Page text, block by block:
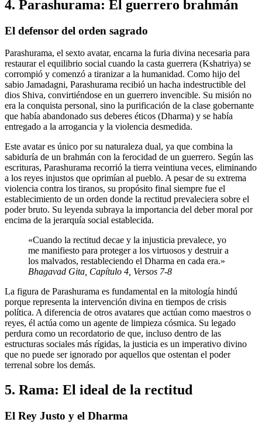
4. Parashurama: El guerrero brahmán
El defensor del orden sagrado
Parashurama, el sexto avatar, encarna la furia divina necesaria para
restaurar el equilibrio social cuando la casta guerrera (Kshatriya) se
corrompió y comenzó a tiranizar a la humanidad. Como hijo del
sabio Jamadagni, Parashurama recibió un hacha indestructible del
dios Shiva, convirtiéndose en un guerrero invencible. Su misión no
era la conquista personal, sino la purificación de la clase gobernante
que había abandonado sus deberes éticos (Dharma) y se había
entregado a la arrogancia y la violencia desmedida.
Este avatar es único por su naturaleza dual, ya que combina la
sabiduría de un brahmán con la ferocidad de un guerrero. Según las
escrituras, Parashurama recorrió la tierra veintiuna veces, eliminando
a los reyes injustos que oprimían al pueblo. A pesar de su extrema
violencia contra los tiranos, su propósito final siempre fue el
establecimiento de un orden donde la rectitud prevaleciera sobre el
poder bruto. Su leyenda subraya la importancia del deber moral por
encima de la jerarquía social establecida.
«Cuando la rectitud decae y la injusticia prevalece, yo
me manifiesto para proteger a los virtuosos y destruir a
los malvados, restableciendo el Dharma en cada era.»
Bhagavad Gita, Capítulo 4, Versos 7-8
La figura de Parashurama es fundamental en la mitología hindú
porque representa la intervención divina en tiempos de crisis
política. A diferencia de otros avatares que actúan como maestros o
reyes, él actúa como un agente de limpieza cósmica. Su legado
perdura como un recordatorio de que, incluso dentro de las
estructuras sociales más rígidas, la justicia es un imperativo divino
que no puede ser ignorado por aquellos que ostentan el poder
terrenal sobre los demás.
5. Rama: El ideal de la rectitud
El Rey Justo y el Dharma